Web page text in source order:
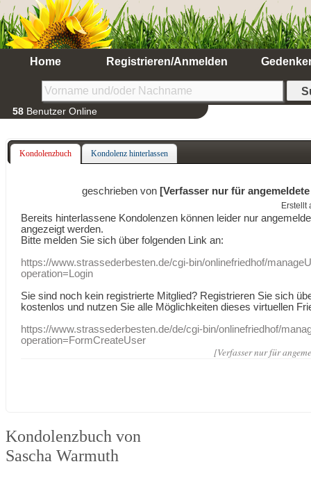
Home Registrieren/Anmelden
58 Benutzer Online
Kondolenzbuch Kondolenz hinterlassen
geschrieben von [Verfasser nur für
Erstellt
Bereits hinterlassene Kondolenzen können leider nur
angezeigt werden.
Bitte melden Sie sich über folgenden Link an:
https://www.strassederbesten.de/cgi-bin/onlinefriedhof/
operation=Login
Sie sind noch kein registrierte Mitglied? Registrieren Sie sich
kostenlos und nutzen Sie alle Möglichkeiten dieses virtuellen
https://www.strassederbesten.de/de/cgi-bin/onlinefriedhof/
operation=FormCreateUser
[Verfasser nur für
Kondolenzbuch von
Sascha Warmuth